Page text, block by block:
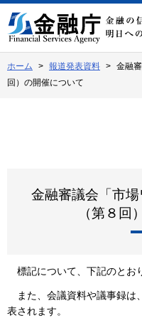
文
へ
動
ホーム 報道発表資料
金融
回）の開催について
金融審議会「市場
（第８回
標記について、下記のとお
また、会議資料や議事録
表されます。